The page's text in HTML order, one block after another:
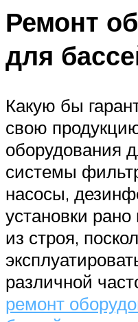
Ремонт
для
Какую бы
свою
оборудования
системы
насосы,
установки
из строя,
различной
ремонт